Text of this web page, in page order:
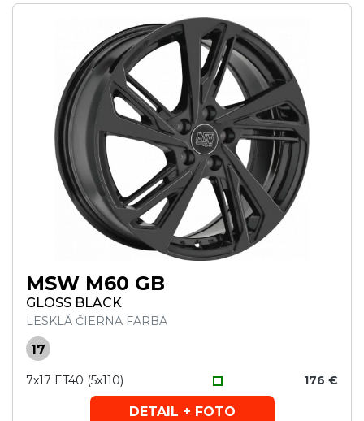
MSW M60 GB
GLOSS BLACK
LESKLÁ ČIERNA FARBA
17
7x17 ET40 (5x110) 176 €
DETAIL + FOTO